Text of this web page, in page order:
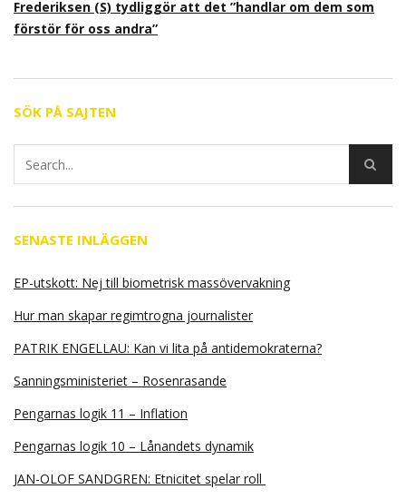
Frederiksen (S) tydliggör att det ”handlar om dem som
förstör för oss andra”
SÖK PÅ SAJTEN
SENASTE INLÄGGEN
EP-utskott: Nej till biometrisk massövervakning
Hur man skapar regimtrogna journalister
PATRIK ENGELLAU: Kan vi lita på antidemokraterna?
Sanningsministeriet – Rosenrasande
Pengarnas logik 11 – Inflation
Pengarnas logik 10 – Lånandets dynamik
JAN-OLOF SANDGREN: Etnicitet spelar roll